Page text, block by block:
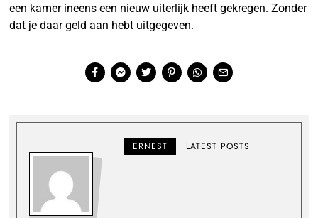
een kamer ineens een nieuw uiterlijk heeft gekregen. Zonder
dat je daar geld aan hebt uitgegeven.
ERNEST LATEST POSTS